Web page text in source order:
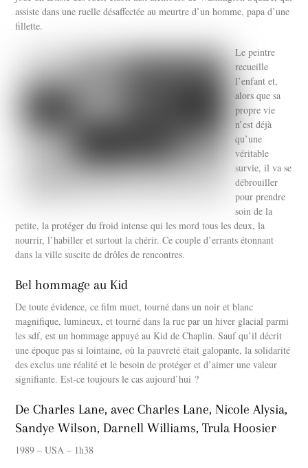
assiste dans une ruelle désaffectée au meurtre d’un homme, papa d’une
fillette.
Le peintre
recueille
l’enfant et,
alors que sa
propre vie
n’est déjà
qu’une
véritable
survie, il va se
débrouiller
pour prendre
soin de la
petite, la protéger du froid intense qui les mord tous les deux, la
nourrir, l’habiller et surtout la chérir. Ce couple d’errants étonnant
dans la ville suscite de drôles de rencontres.
Bel hommage au Kid
De toute évidence, ce film muet, tourné dans un noir et blanc
magnifique, lumineux, et tourné dans la rue par un hiver glacial parmi
les sdf, est un hommage appuyé au Kid de Chaplin. Sauf qu’il décrit
une époque pas si lointaine, où la pauvreté était galopante, la solidarité
des exclus une réalité et le besoin de protéger et d’aimer une valeur
signifiante. Est-ce toujours le cas aujourd’hui ?
De Charles Lane, avec Charles Lane, Nicole Alysia,
Sandye Wilson, Darnell Williams, Trula Hoosier
1989 – USA – 1h38